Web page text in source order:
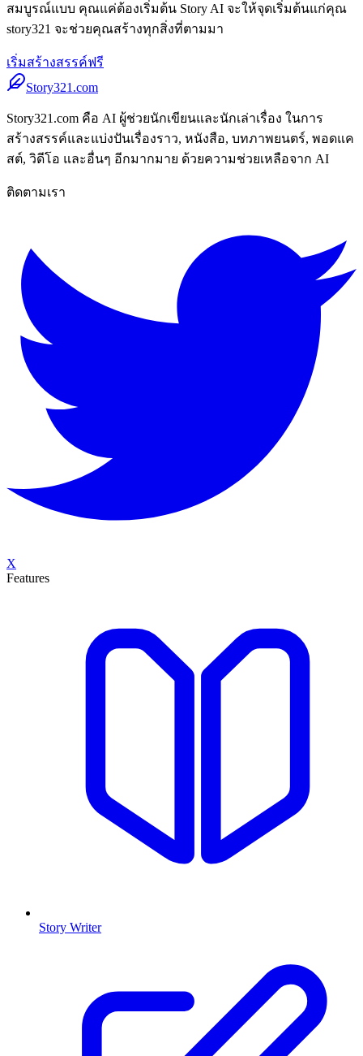
สมบูรณ์แบบ คุณแค่ต้องเริ่มต้น Story AI จะให้จุดเริ่มต้นแก่คุณ
story321 จะช่วยคุณสร้างทุกสิ่งที่ตามมา
เริ่มสร้างสรรค์ฟรี
Story321.com
Story321.com คือ AI ผู้ช่วยนักเขียนและนักเล่าเรื่อง ในการ
สร้างสรรค์และแบ่งปันเรื่องราว, หนังสือ, บทภาพยนตร์, พอดแค
สต์, วิดีโอ และอื่นๆ อีกมากมาย ด้วยความช่วยเหลือจาก AI
ติดตามเรา
X
Features
Story Writer